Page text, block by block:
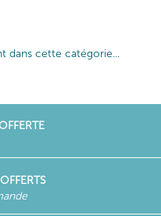
dans cette catégorie...